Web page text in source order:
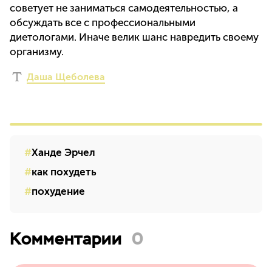
советует не заниматься самодеятельностью, а
обсуждать все с профессиональными
диетологами. Иначе велик шанс навредить своему
организму.
Даша Щеболева
Ханде Эрчел
как похудеть
похудение
Комментарии 0